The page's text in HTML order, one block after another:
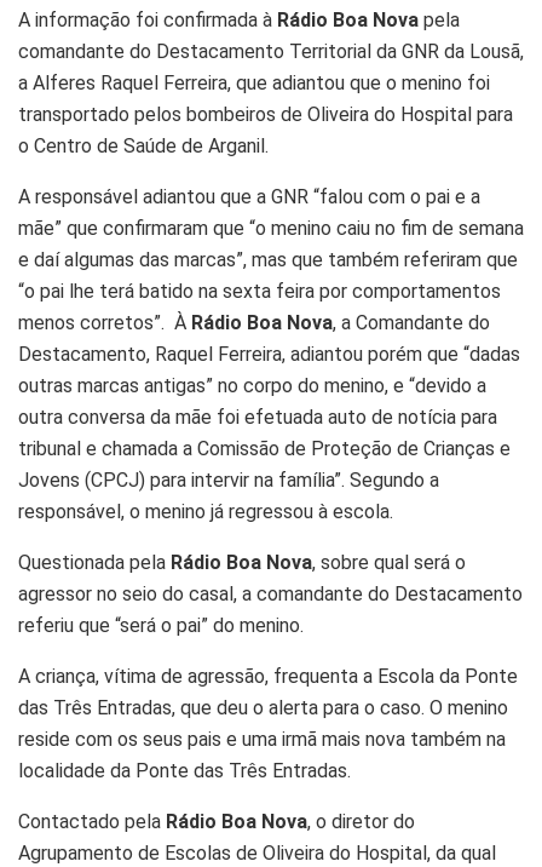
A informação foi confirmada à Rádio Boa Nova pela
comandante do Destacamento Territorial da GNR da Lousã,
a Alferes Raquel Ferreira, que adiantou que o menino foi
transportado pelos bombeiros de Oliveira do Hospital para
o Centro de Saúde de Arganil.
A responsável adiantou que a GNR “falou com o pai e a
mãe” que confirmaram que “o menino caiu no fim de semana
e daí algumas das marcas”, mas que também referiram que
“o pai lhe terá batido na sexta feira por comportamentos
menos corretos”. À Rádio Boa Nova, a Comandante do
Destacamento, Raquel Ferreira, adiantou porém que “dadas
outras marcas antigas” no corpo do menino, e “devido a
outra conversa da mãe foi efetuada auto de notícia para
tribunal e chamada a Comissão de Proteção de Crianças e
Jovens (CPCJ) para intervir na família”. Segundo a
responsável, o menino já regressou à escola.
Questionada pela Rádio Boa Nova, sobre qual será o
agressor no seio do casal, a comandante do Destacamento
referiu que “será o pai” do menino.
A criança, vítima de agressão, frequenta a Escola da Ponte
das Três Entradas, que deu o alerta para o caso. O menino
reside com os seus pais e uma irmã mais nova também na
localidade da Ponte das Três Entradas.
Contactado pela Rádio Boa Nova, o diretor do
Agrupamento de Escolas de Oliveira do Hospital, da qual